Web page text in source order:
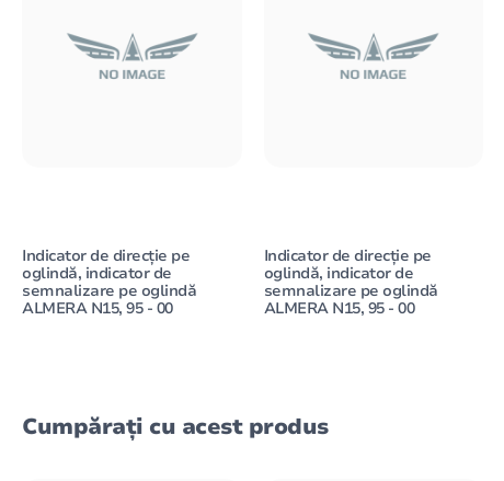
Indicator de direcție pe
oglindă, indicator de
semnalizare pe oglindă
ALMERA N15, 95 - 00
Indicator de direcție pe
oglindă, indicator de
semnalizare pe oglindă
ALMERA N15, 95 - 00
Cumpărați cu acest produs